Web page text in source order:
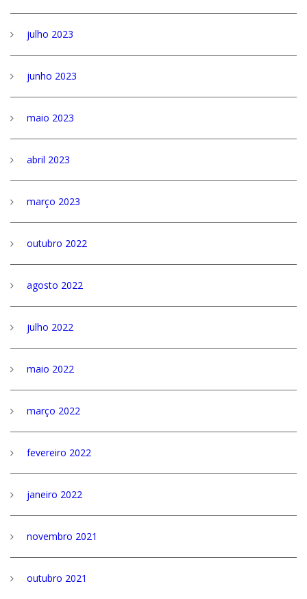
julho 2023
junho 2023
maio 2023
abril 2023
março 2023
outubro 2022
agosto 2022
julho 2022
maio 2022
março 2022
fevereiro 2022
janeiro 2022
novembro 2021
outubro 2021